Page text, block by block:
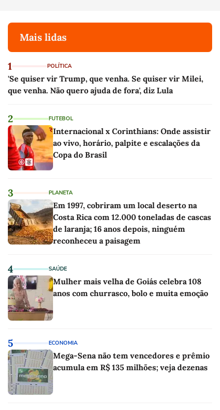
Mais lidas
1 POLÍTICA
'Se quiser vir Trump, que venha. Se quiser vir Milei,
que venha. Não quero ajuda de fora', diz Lula
2 FUTEBOL
Internacional x Corinthians: Onde assistir
ao vivo, horário, palpite e escalações da
Copa do Brasil
3 PLANETA
Em 1997, cobriram um local deserto na
Costa Rica com 12.000 toneladas de cascas
de laranja; 16 anos depois, ninguém
reconheceu a paisagem
4 SAÚDE
Mulher mais velha de Goiás celebra 108
anos com churrasco, bolo e muita emoção
5 ECONOMIA
Mega-Sena não tem vencedores e prêmio
acumula em R$ 135 milhões; veja dezenas